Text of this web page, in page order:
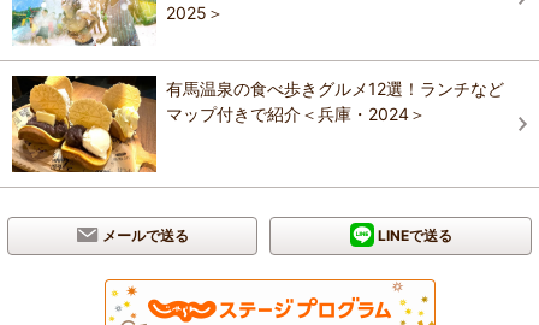
2025＞
有馬温泉の食べ歩きグルメ12選！ランチなど
マップ付きで紹介＜兵庫・2024＞
メールで送る LINEで送る